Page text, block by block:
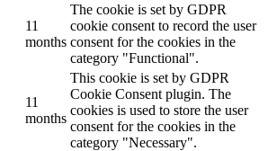
11
months
The cookie is set by GDPR
cookie consent to record the user
consent for the cookies in the
category "Functional".
11
months
This cookie is set by GDPR
Cookie Consent plugin. The
cookies is used to store the user
consent for the cookies in the
category "Necessary".